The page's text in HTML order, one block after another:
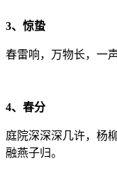
3、惊蛰
春雷响，万物长，一
4、春分
庭院深深深几许，杨
融燕子归。